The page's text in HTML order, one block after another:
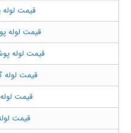
قیمت لوله
قیمت لوله
قیمت لوله
قیمت لوله
قیمت
قیمت